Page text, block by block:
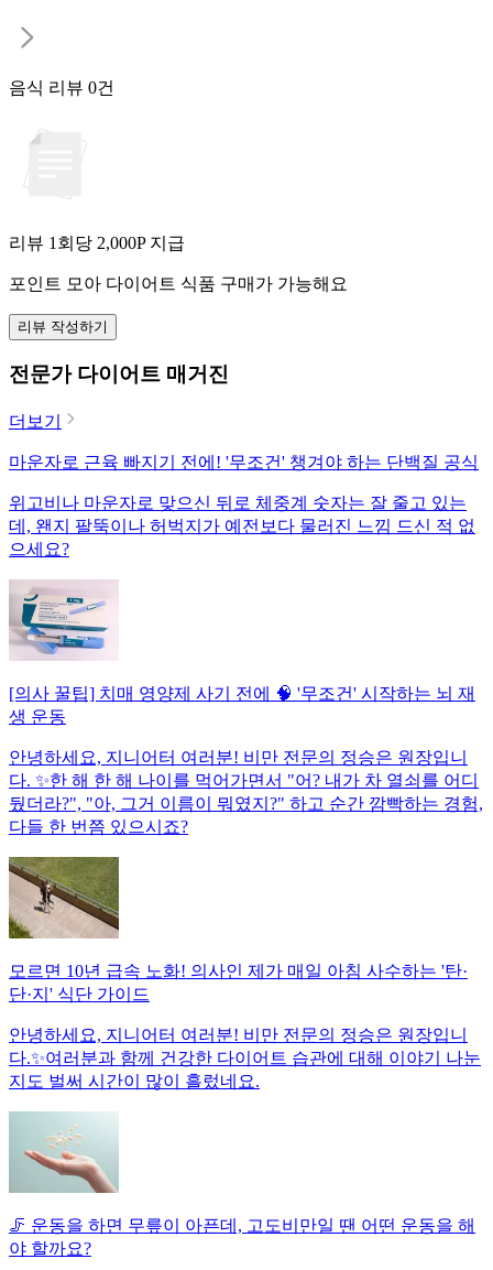
음식 리뷰 0건
리뷰 1회당 2,000P 지급
포인트 모아 다이어트 식품 구매가 가능해요
리뷰 작성하기
전문가 다이어트 매거진
더보기
마운자로 근육 빠지기 전에! '무조건' 챙겨야 하는 단백질 공식
위고비나 마운자로 맞으신 뒤로 체중계 숫자는 잘 줄고 있는
데, 왠지 팔뚝이나 허벅지가 예전보다 물러진 느낌 드신 적 없
으세요?
[의사 꿀팁] 치매 영양제 사기 전에 🧠 '무조건' 시작하는 뇌 재
생 운동
안녕하세요, 지니어터 여러분! 비만 전문의 정승은 원장입니
다. ✨한 해 한 해 나이를 먹어가면서 "어? 내가 차 열쇠를 어디
뒀더라?", "아, 그거 이름이 뭐였지?" 하고 순간 깜빡하는 경험,
다들 한 번쯤 있으시죠?
모르면 10년 급속 노화! 의사인 제가 매일 아침 사수하는 '탄·
단·지' 식단 가이드
안녕하세요, 지니어터 여러분! 비만 전문의 정승은 원장입니
다.✨여러분과 함께 건강한 다이어트 습관에 대해 이야기 나눈
지도 벌써 시간이 많이 흘렀네요.
🦵 운동을 하면 무릎이 아픈데, 고도비만일 땐 어떤 운동을 해
야 할까요?